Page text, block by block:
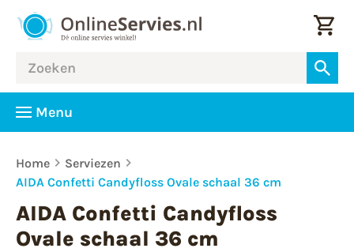
Menu
Home
Serviezen
AIDA Confetti Candyfloss Ovale schaal 36 cm
AIDA Confetti Candyfloss
Ovale schaal 36 cm